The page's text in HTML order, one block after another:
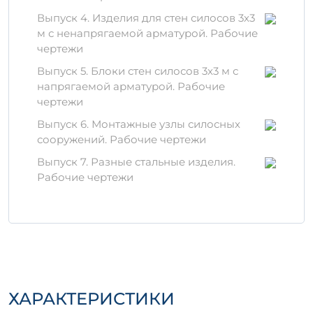
Песок, прошедший качественную
сортировку
Гравийный заполнитель
Эти компоненты обеспечивают высокую
прочность и устойчивость к внешним
воздействиям.
производства используются передовые
технологии, что гарантирует надежность и
Условия хранения и
Для сохранения качеств товара
солнечных лучей.
Выпуск 4. Изделия для стен силосов 3х3
м с ненапрягаемой арматурой. Рабочие
чертежи
Выпуск 5. Блоки стен силосов 3х3 м с
напрягаемой арматурой. Рабочие
чертежи
Выпуск 6. Монтажные узлы силосных
сооружений. Рабочие чертежи
Выпуск 7. Разные стальные изделия.
Рабочие чертежи
ХАРАКТЕРИСТИКИ